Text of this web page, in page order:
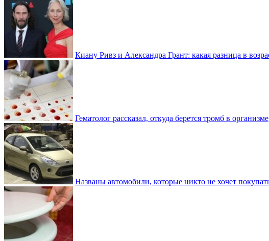
Киану Ривз и Александра Грант: какая разница в
Гематолог рассказал, откуда берется тромб в организме
Названы автомобили, которые никто не хочет